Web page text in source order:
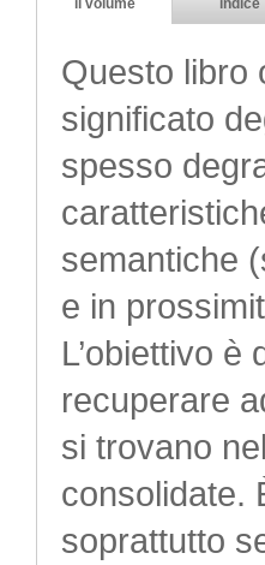
il volume indice
Questo libro
significato
spesso
semantiche
e in
L’obiettivo
recuperare
si trovano
consolidate.
soprattutto